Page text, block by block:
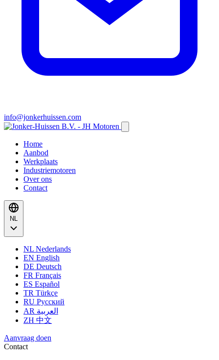
info@jonkerhuissen.com
Home
Aanbod
Werkplaats
Industriemotoren
Over ons
Contact
NL
NL Nederlands
EN English
DE Deutsch
FR Français
ES Español
TR Türkçe
RU Русский
AR العربية
ZH 中文
Aanvraag doen
Contact